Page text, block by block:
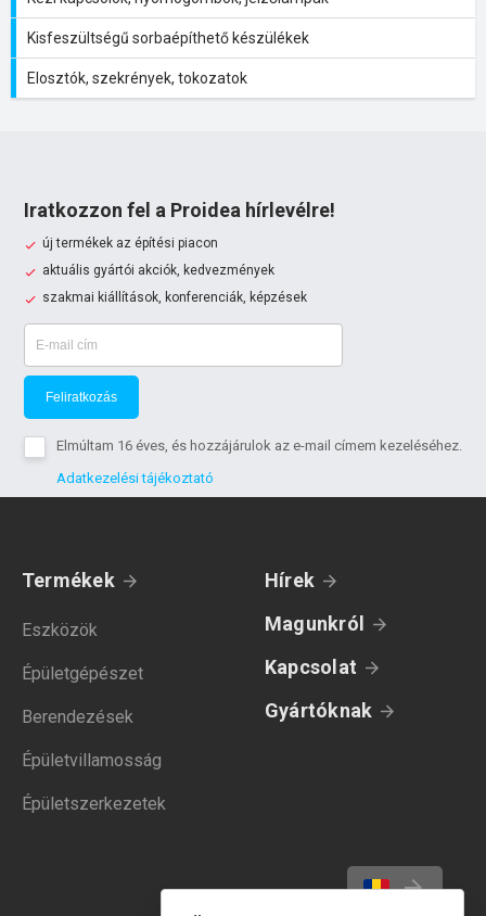
Kisfeszültségű sorbaépíthető készülékek
Elosztók, szekrények, tokozatok
Iratkozzon fel a Proidea hírlevélre!
új termékek az építési piacon
aktuális gyártói akciók, kedvezmények
szakmai kiállítások, konferenciák, képzések
Feliratkozás
Elmúltam 16 éves, és hozzájárulok az e-mail címem kezeléséhez.
Adatkezelési tájékoztató
Termékek
Eszközök
Épületgépészet
Berendezések
Épületvillamosság
Épületszerkezetek
Hírek
Magunkról
Kapcsolat
Gyártóknak